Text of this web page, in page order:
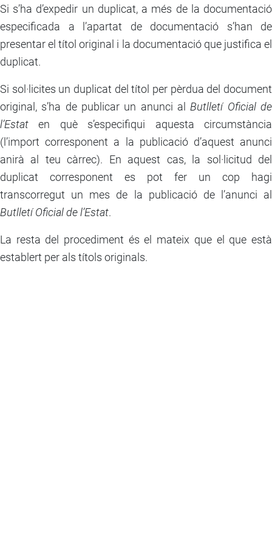
Si s’ha d’expedir un duplicat, a més de la documentació
especificada a l’apartat de documentació s’han de
presentar el títol original i la documentació que justifica el
duplicat.
Si sol·licites un duplicat del títol per pèrdua del document
original, s’ha de publicar un anunci alButlletí Oficial de
l’Estat en què s’especifiqui aquesta circumstància
(l’import corresponent a la publicació d’aquest anunci
anirà al teu càrrec). En aquest cas, la sol·licitud del
duplicat corresponent es pot fer un cop hagi
transcorregut un mes de la publicació de l’anunci al
Butlletí Oficial de l’Estat.
La resta del procediment és el mateix que el que està
establert per als títols originals.